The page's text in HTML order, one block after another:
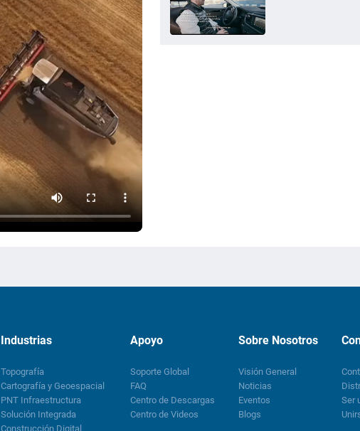
Industrias
Topografía
Cartografía y Geoespacial
PNT Infraestructura
Solución Integrada
Construcción Digital
Apoyo
Soporte Global
FAQ
Centro de Descargas
Centro de Videos
Sobre Nosotros
Visión General
Noticias
Eventos
Blogs
Ser